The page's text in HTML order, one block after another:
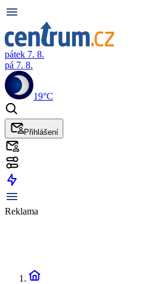
pátek 7. 8.
pá 7. 8.
19°C
Přihlášení
Reklama